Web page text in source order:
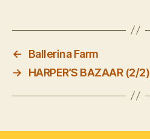
←
Ballerina Farm
→
HARPER’S BAZAAR (2/2)